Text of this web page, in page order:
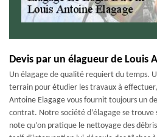
Devis par un élagueur de Louis
Un élagage de qualité requiert du temps.
terrain pour étudier les travaux à
Antoine Elagage vous fournit toujours un
contrat. Notre société d’élagage se trouve
note qu’on pratique le nettoyage des